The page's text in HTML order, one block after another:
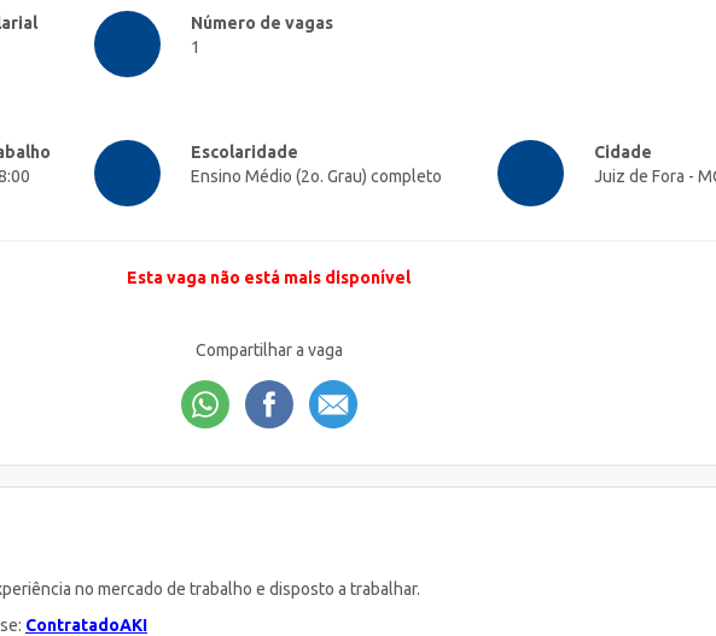
Número de vagas
1
Escolaridade
Ensino Médio (2o. Grau) completo
Cidade
Juiz de Fora -
Esta vaga não está mais disponível
Compartilhar a vaga
no mercado de trabalho e disposto a trabalhar.
ContratadoAKI